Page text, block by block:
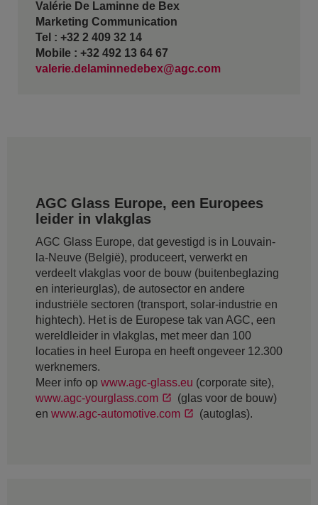
Valérie De Laminne de Bex
Marketing Communication
Tel : +32 2 409 32 14
Mobile : +32 492 13 64 67
valerie.delaminnedebex@agc.com
AGC Glass Europe, een Europees
leider in vlakglas
AGC Glass Europe, dat gevestigd is in Louvain-
la-Neuve (België), produceert, verwerkt en
verdeelt vlakglas voor de bouw (buitenbeglazing
en interieurglas), de autosector en andere
industriële sectoren (transport, solar-industrie en
hightech). Het is de Europese tak van AGC, een
wereldleider in vlakglas, met meer dan 100
locaties in heel Europa en heeft ongeveer 12.300
werknemers.
Meer info op www.agc-glass.eu (corporate site),
www.agc-yourglass.com
(glas voor de bouw)
en www.agc-automotive.com (autoglas).